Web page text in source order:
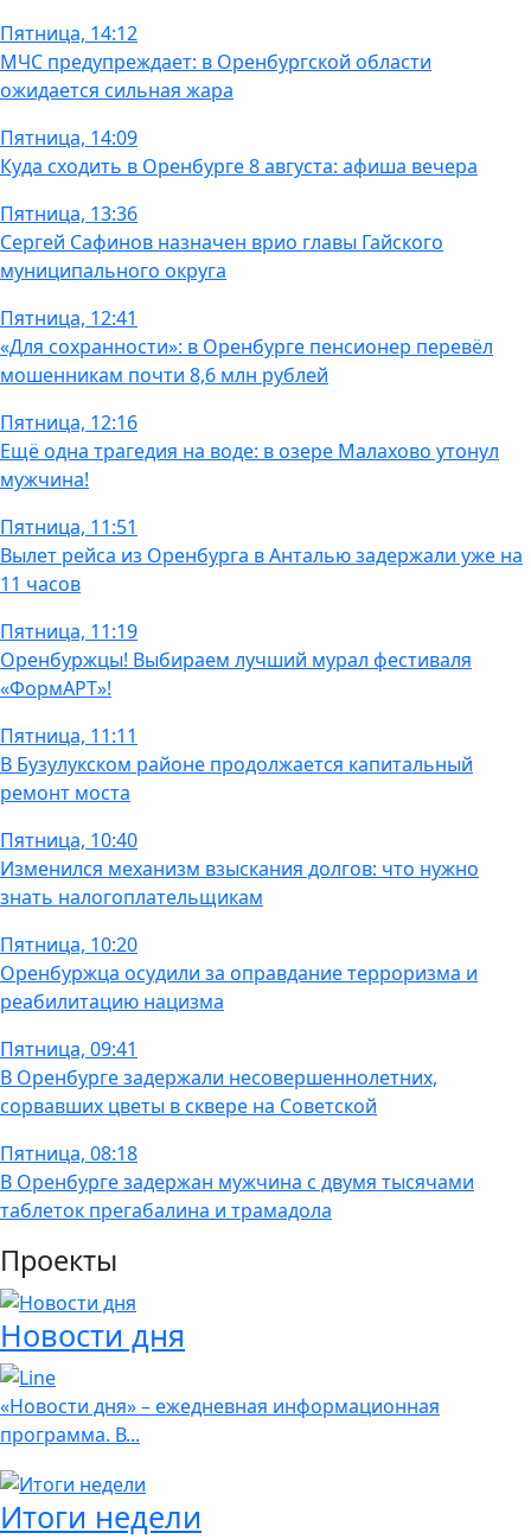
Пятница, 14:12
МЧС предупреждает: в Оренбургской области
ожидается сильная жара
Пятница, 14:09
Куда сходить в Оренбурге 8 августа: афиша вечера
Пятница, 13:36
Сергей Сафинов назначен врио главы Гайского
муниципального округа
Пятница, 12:41
«Для сохранности»: в Оренбурге пенсионер перевёл
мошенникам почти 8,6 млн рублей
Пятница, 12:16
Ещё одна трагедия на воде: в озере Малахово утонул
мужчина!
Пятница, 11:51
Вылет рейса из Оренбурга в Анталью задержали уже на
11 часов
Пятница, 11:19
Оренбуржцы! Выбираем лучший мурал фестиваля
«ФормАРТ»!
Пятница, 11:11
В Бузулукском районе продолжается капитальный
ремонт моста
Пятница, 10:40
Изменился механизм взыскания долгов: что нужно
знать налогоплательщикам
Пятница, 10:20
Оренбуржца осудили за оправдание терроризма и
реабилитацию нацизма
Пятница, 09:41
В Оренбурге задержали несовершеннолетних,
сорвавших цветы в сквере на Советской
Пятница, 08:18
В Оренбурге задержан мужчина с двумя тысячами
таблеток прегабалина и трамадола
Проекты
Новости дня
«Новости дня» – ежедневная информационная
программа. В...
Итоги недели